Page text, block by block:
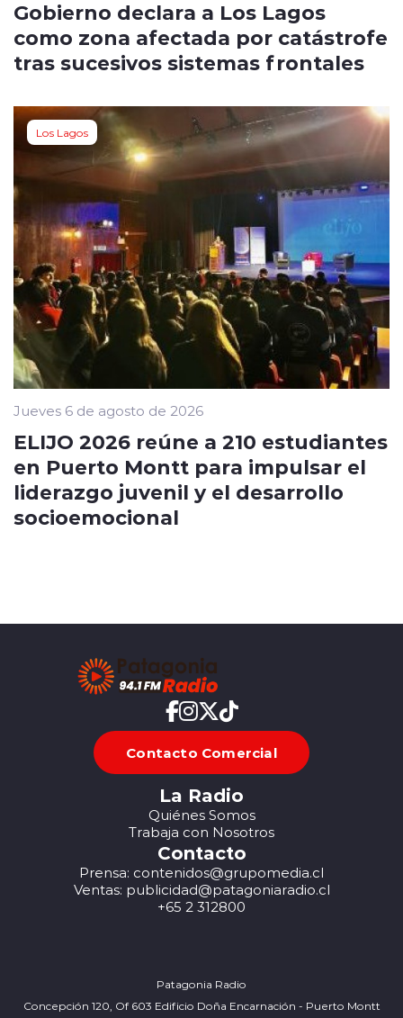
Gobierno declara a Los Lagos
como zona afectada por catástrofe
tras sucesivos sistemas frontales
Los Lagos
Jueves 6 de agosto de 2026
ELIJO 2026 reúne a 210 estudiantes
en Puerto Montt para impulsar el
liderazgo juvenil y el desarrollo
socioemocional
Contacto Comercial
La Radio
Quiénes Somos
Trabaja con Nosotros
Contacto
Prensa: contenidos@grupomedia.cl
Ventas: publicidad@patagoniaradio.cl
+65 2 312800
Patagonia Radio
Concepción 120, Of 603 Edificio Doña Encarnación - Puerto Montt